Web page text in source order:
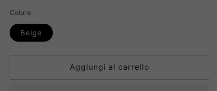
Colore
Beige
Aggiungi al carrello